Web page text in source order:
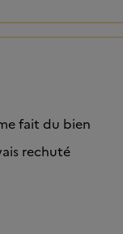
fait du bien
rechuté